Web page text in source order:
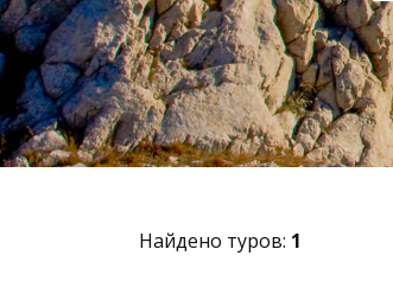
Найдено туров: 1